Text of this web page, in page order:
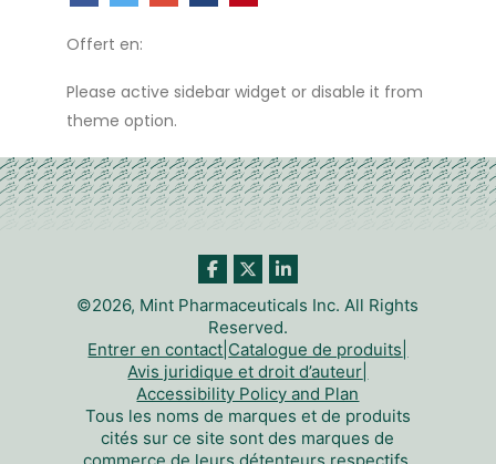
Offert en:
Please active sidebar widget or disable it from
theme option.
©2026, Mint Pharmaceuticals Inc. All Rights
Reserved.
Entrer en contact Catalogue de produits
Avis juridique et droit d’auteur
Accessibility Policy and Plan
Tous les noms de marques et de produits
cités sur ce site sont des marques de